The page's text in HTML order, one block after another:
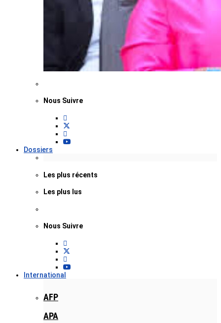
Nous Suivre
Dossiers
Les plus récents
Les plus lus
Nous Suivre
International
AFP
APA